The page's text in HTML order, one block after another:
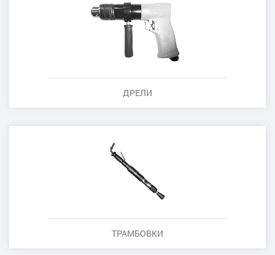
ДРЕЛИ
ТРАМБОВКИ